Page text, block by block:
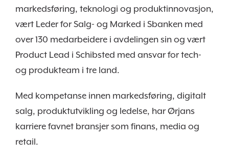
markedsføring, teknologi og produktinnovasjon,
vært Leder for Salg- og Marked i Sbanken med
over 130 medarbeidere i avdelingen sin og vært
Product Lead i Schibsted med ansvar for tech-
og produkteam i tre land.
Med kompetanse innen markedsføring, digitalt
salg, produktutvikling og ledelse, har Ørjans
karriere favnet bransjer som finans, media og
retail.